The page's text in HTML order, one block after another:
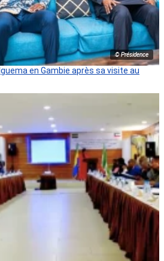
© Présidence
en Gambie après sa visite au